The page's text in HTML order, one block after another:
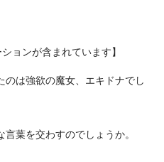
ョンが含まれています】
は強欲の魔女、エキドナでし
葉を交わすのでしょうか。